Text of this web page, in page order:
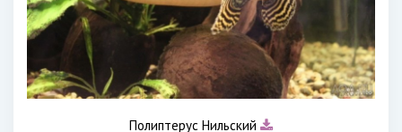
Полиптерус Нильский